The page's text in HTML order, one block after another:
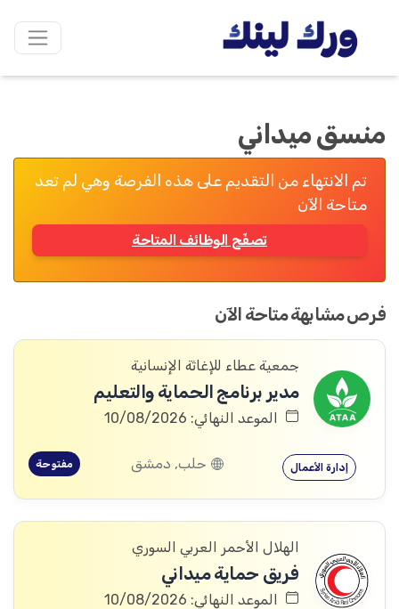
منسق ميداني
تم الانتهاء من التقديم على هذه الفرصة وهي لم تعد
متاحة الآن
تصفّح الوظائف المتاحة
فرص مشابهة متاحة الآن
جمعية عطاء للإغاثة الإنسانية
مدير برنامج الحماية والتعليم
الموعد النهائي: 10/08/2026
إدارة الأعمال حلب, دمشق مفتوحة
الهلال الأحمر العربي السوري
فريق حماية ميداني
الموعد النهائي: 10/08/2026